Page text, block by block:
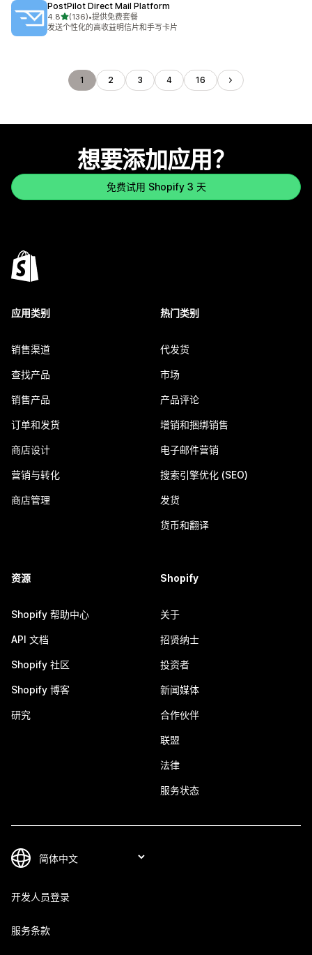
PostPilot Direct Mail Platform
4.8星（满分 5 星）
(136)
总共 136 条评论
•提供免费套餐
发送个性化的高收益明信片和手写卡片
1 2 3 4 16
想要添加应用？
免费试用 Shopify 3 天
应用类别
销售渠道
查找产品
销售产品
订单和发货
商店设计
营销与转化
商店管理
热门类别
代发货
市场
产品评论
增销和捆绑销售
电子邮件营销
搜索引擎优化 (SEO)
发货
货币和翻译
资源
Shopify 帮助中心
API 文档
Shopify 社区
Shopify 博客
研究
Shopify
关于
招贤纳士
投资者
新闻媒体
合作伙伴
联盟
法律
服务状态
开发人员登录
服务条款